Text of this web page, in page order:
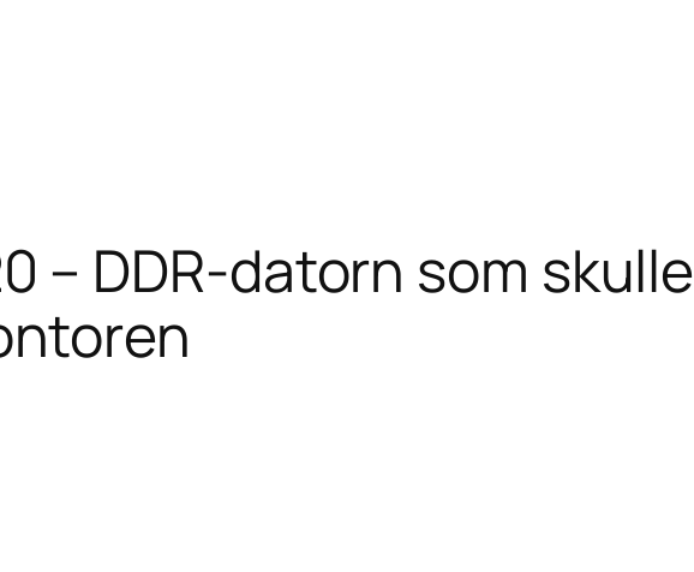
– DDR-datorn som skulle